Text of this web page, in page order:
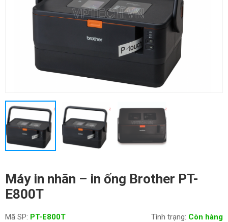
Máy in nhãn – in ống Brother PT-
E800T
Mã SP: PT-E800T Tình trạng: Còn hàng